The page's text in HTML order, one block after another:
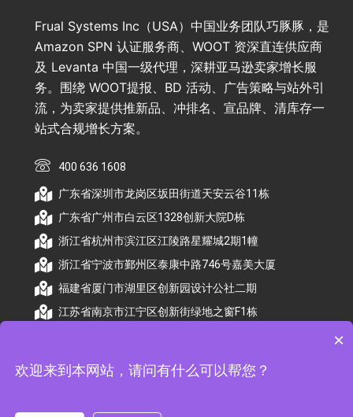
Frual Systems Inc（USA）中国业务团队巧豚豚，是
Amazon SPN 认证服务商、WOOT 资深直连供应商
及 Levanta 中国一级代理，深耕亚马逊卖家增长服
务。围绕 WOOT提报、BD 活动、广告策略与站外引
流，为卖家提供推新品、冲排名、宣品牌、清库存一
站式合规增长方案。
400 636 1608
广东省深圳市龙岗区坂田街道天安云谷11栋
广东省广州市白云区1328创新大院D栋
浙江省杭州市滨江区江陵路星耀城2期1幢
浙江省宁波市鄞州区泰康中路746号嘉美大厦
福建省厦门市湖里区创新园设计公社二期
江苏省南京市江宁区创新街绿地之窗F1栋
×
欢迎来到本网站，请问有什么可以帮您？